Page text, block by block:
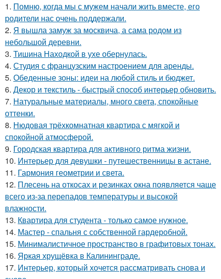
1. Помню, когда мы с мужем начали жить вместе, его
родители нас очень поддержали.
2. Я вышла замуж за москвича, а сама родом из
небольшой деревни.
3. Тишина Находкой в ухе обернулась.
4. Студия с французским настроением для аренды.
5. Обеденные зоны: идеи на любой стиль и бюджет.
6. Декор и текстиль - быстрый способ интерьер обновить.
7. Натуральные материалы, много света, спокойные
оттенки.
8. Нюдовая трёхкомнатная квартира с мягкой и
спокойной атмосферой.
9. Городская квартира для активного ритма жизни.
10. Интерьер для девушки - путешественницы в астане.
11. Гармония геометрии и света.
12. Плесень на откосах и резинках окна появляется чаще
всего из-за перепадов температуры и высокой
влажности.
13. Квартира для студента - только самое нужное.
14. Мастер - спальня с собственной гардеробной.
15. Минималистичное пространство в графитовых тонах.
16. Яркая хрущёвка в Калининграде.
17. Интерьер, который хочется рассматривать снова и